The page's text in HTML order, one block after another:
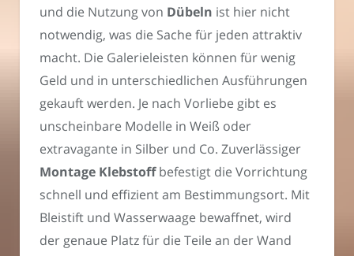
und die Nutzung von Dübeln ist hier nicht
notwendig, was die Sache für jeden attraktiv
macht. Die Galerieleisten können für wenig
Geld und in unterschiedlichen Ausführungen
gekauft werden. Je nach Vorliebe gibt es
unscheinbare Modelle in Weiß oder
extravagante in Silber und Co. Zuverlässiger
Montage Klebstoffbefestigt die Vorrichtung
schnell und effizient am Bestimmungsort. Mit
Bleistift und Wasserwaage bewaffnet, wird
der genaue Platz für die Teile an der Wand